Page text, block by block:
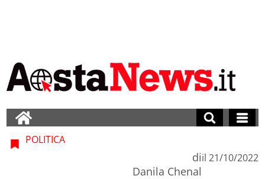
POLITICA
di
Danila Chenal
il 21/10/2022